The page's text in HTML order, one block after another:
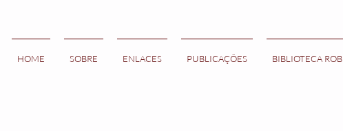
HOME SOBRE ENLACES PUBLICAÇÕES BIBLIOTECA